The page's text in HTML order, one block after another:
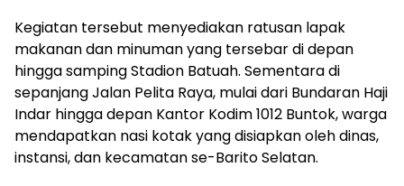
Kegiatan tersebut menyediakan ratusan lapak
makanan dan minuman yang tersebar di depan
hingga samping Stadion Batuah. Sementara di
sepanjang Jalan Pelita Raya, mulai dari Bundaran Haji
Indar hingga depan Kantor Kodim 1012 Buntok, warga
mendapatkan nasi kotak yang disiapkan oleh dinas,
instansi, dan kecamatan se-Barito Selatan.